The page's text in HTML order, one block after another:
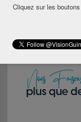
Cliquez sur les